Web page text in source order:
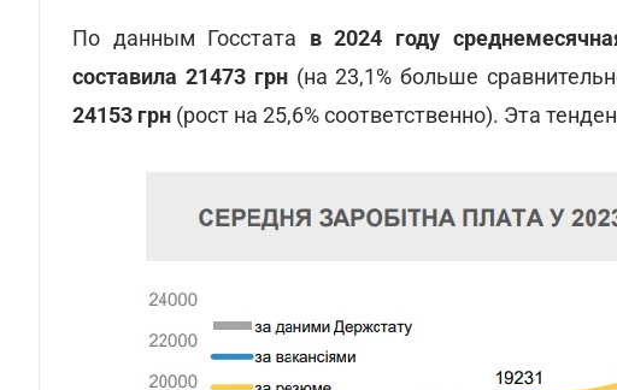
По данным Госстата в 2024 году
составила 21473 грн(на 23,1% больше
24153 грн (рост на 25,6% соответственно). Эта